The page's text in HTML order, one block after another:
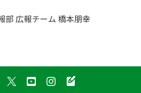
部 広報チーム 橋本朋幸